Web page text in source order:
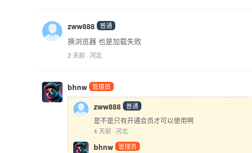
zww888 普通
换浏览器 也是加载失败
2 天前 · 河北
bhnw 管理员
zww888 普通
是不是只有开通会员才可以使用啊
4 天前 · 河北
bhnw 管理员